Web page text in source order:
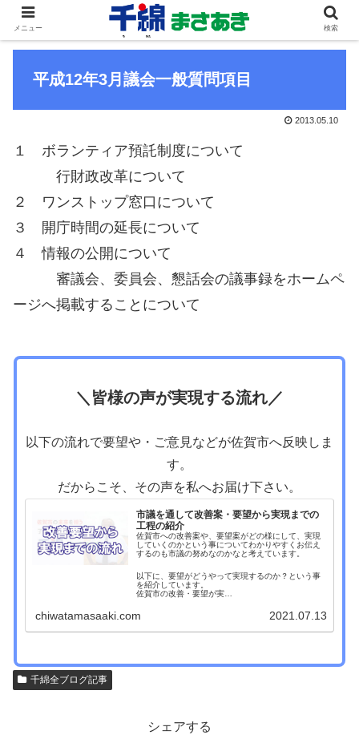
平成12年3月議会一般質問項目
2013.05.10
１ ボランティア預託制度について
行財政改革について
２ ワンストップ窓口について
３ 開庁時間の延長について
４ 情報の公開について
審議会、委員会、懇話会の議事録をホームペ
ージへ掲載することについて
＼皆様の声が実現する流れ／
以下の流れで要望や・ご意見などが佐賀市へ反映しま
す。
だからこそ、その声を私へお届け下さい。
市議を通して改善案・要望から実現までの
工程の紹介
佐賀市への改善案や、要望案がどの様にして、実現
していくのかという事についてわかりやすくお伝え
するのも市議の努めなのかなと考えています。
以下に、要望がどうやって実現するのか？という事
を紹介しています。
佐賀市の改善・要望が実…
chiwatamasaaki.com 2021.07.13
千綿全ブログ記事
シェアする
メニュー 検索